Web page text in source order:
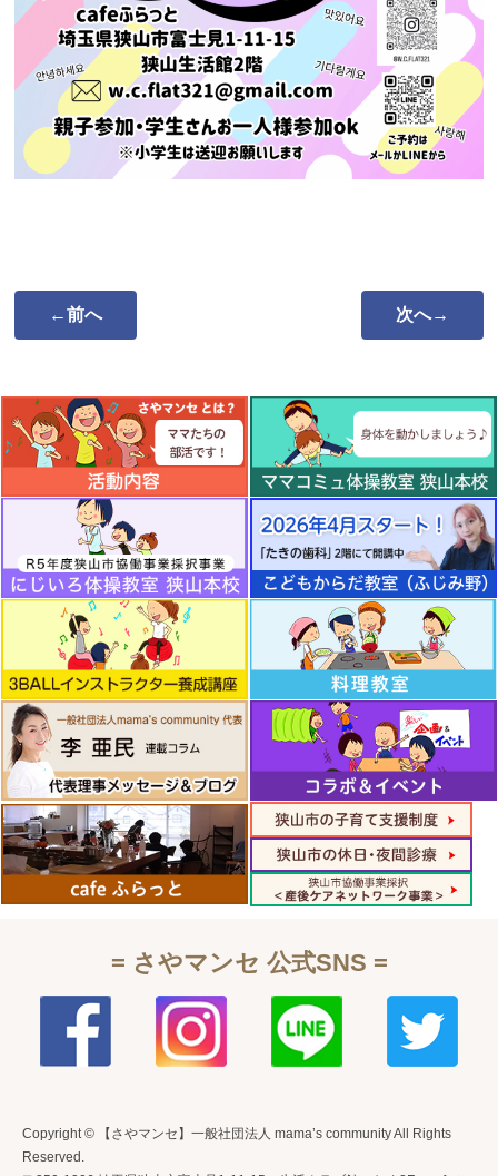
←前へ 次へ→
= さやマンセ 公式SNS =
Copyright © 【さやマンセ】一般社団法人 mama’s community All Rights
Reserved.